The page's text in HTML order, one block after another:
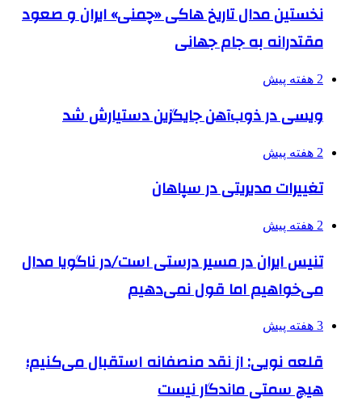
نخستین مدال تاریخ هاکی «چمنی» ایران و صعود
مقتدرانه به جام جهانی
2 هفته پیش
ویسی در ذوب‌آهن جایگزین دستیارش شد
2 هفته پیش
تغییرات مدیریتی در سپاهان
2 هفته پیش
تنیس ایران در مسیر درستی است/در ناگویا مدال
می‌خواهیم اما قول نمی‌دهیم
3 هفته پیش
قلعه نویی: از نقد منصفانه استقبال می‌کنیم؛
هیچ سمتی ماندگار نیست